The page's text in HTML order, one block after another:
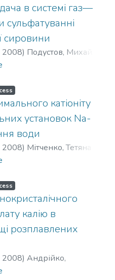
в системі газ—
сульфатуванні
сировини
2008) Подустов, Михайло
;
Миколайович
катіоніту
установок Na-
води
2008) Мітченко, Тетяна
Павло В'ячеславович
Вадимович
калію в
розплавлених
2008) Андрійко,